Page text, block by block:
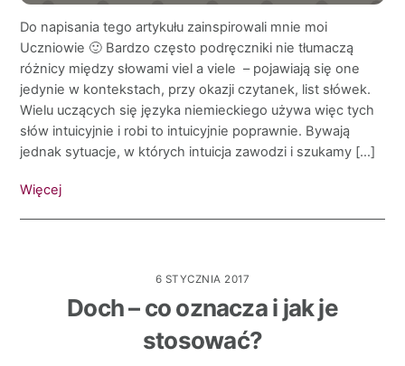
Do napisania tego artykułu zainspirowali mnie moi
Uczniowie 🙂 Bardzo często podręczniki nie tłumaczą
różnicy między słowami viel a viele – pojawiają się one
jedynie w kontekstach, przy okazji czytanek, list słówek.
Wielu uczących się języka niemieckiego używa więc tych
słów intuicyjnie i robi to intuicyjnie poprawnie. Bywają
jednak sytuacje, w których intuicja zawodzi i szukamy […]
Więcej
6 STYCZNIA 2017
Doch – co oznacza i jak je
stosować?